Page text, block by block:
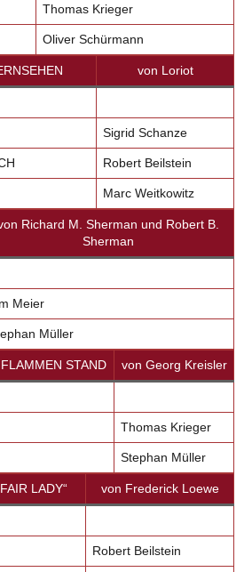
Thomas Krieger
Oliver Schürmann
von Loriot
Sigrid Schanze
Robert Beilstein
Marc Weitkowitz
Richard M. Sherman und Robert B.
Sherman
Meier
Müller
STAND von Georg Kreisler
Thomas Krieger
Stephan Müller
LADY“ von Frederick Loewe
Robert Beilstein